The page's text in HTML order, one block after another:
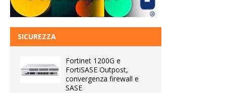
SICUREZZA
Fortinet 1200G e
FortiSASE Outpost,
convergenza firewall e
SASE